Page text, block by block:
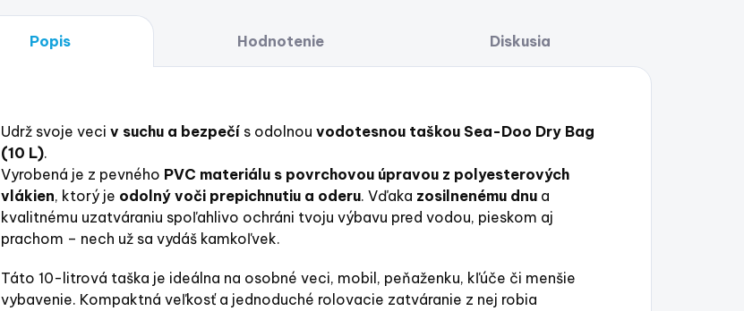
Popis Hodnotenie Diskusia
Udrž svoje veci v suchu a bezpečí s odolnou vodotesnou taškou Sea-Doo Dry Bag
(10 L).
Vyrobená je z pevného PVC materiálu s povrchovou úpravou z polyesterových
vlákien, ktorý je odolný voči prepichnutiu a oderu. Vďaka zosilnenému dnu a
kvalitnému uzatváraniu spoľahlivo ochráni tvoju výbavu pred vodou, pieskom aj
prachom – nech už sa vydáš kamkoľvek.
Táto 10-litrová taška je ideálna na osobné veci, mobil, peňaženku, kľúče či menšie
vybavenie. Kompaktná veľkosť a jednoduché rolovacie zatváranie z nej robia